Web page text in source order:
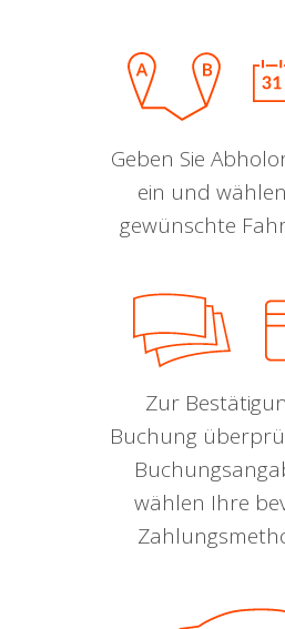
Geben Sie
ein und
gewünschte
Zur
Buchung
wählen Ihre